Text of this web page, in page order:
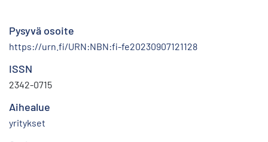
Pysyvä osoite
https://urn.fi/URN:NBN:fi-fe20230907121128
ISSN
2342-0715
Aihealue
yritykset